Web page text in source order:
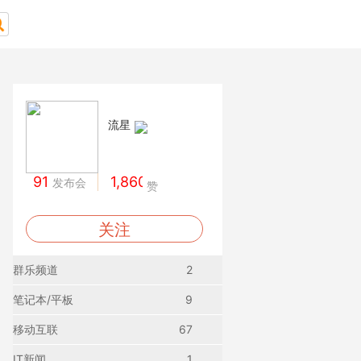
流星
91 发布会 1,860 赞
关注
群乐频道 2
笔记本/平板 9
移动互联 67